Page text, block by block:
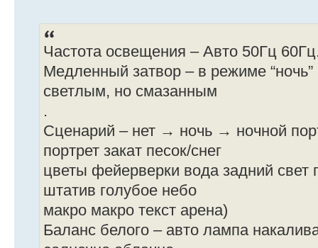
Частота освещения – Авто 50Гц
Медленный затвор – в режиме
светлым, но смазанным
.
Сценарий – нет → ночь → ночной
портрет закат песок/снег
цветы фейерверки вода задний свет
штатив голубое небо
макро макро текст арена)
Баланс белого – авто лампа